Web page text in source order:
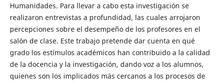
Humanidades. Para llevar a cabo esta investigación se
realizaron entrevistas a profundidad, las cuales arrojaron
percepciones sobre el desempeño de los profesores en el
salón de clase. Este trabajo pretende dar cuenta en qué
grado los estímulos académicos han contribuido a la calidad
de la docencia y la investigación, dando voz a los alumnos,
quienes son los implicados más cercanos a los procesos de